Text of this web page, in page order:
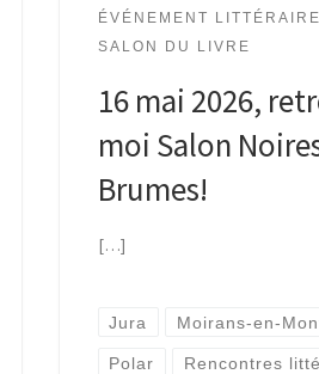
ÉVÉNEMENT LITTÉRAIRE
SALON DU LIVRE
16 mai 2026,
moi Salon
Brumes!
[…]
Jura Moirans-en-
Polar Rencontres